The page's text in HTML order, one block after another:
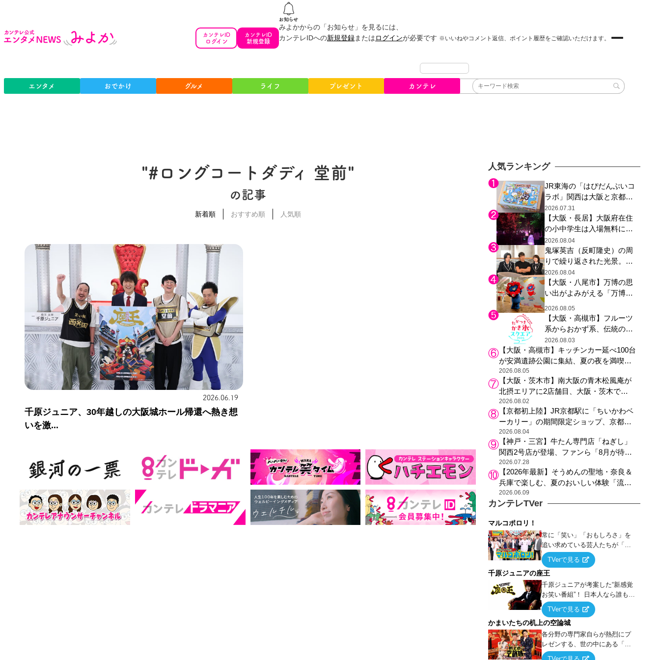
カンテレID
ログイン
カンテレID
新規登録
みよかからの「お知らせ」を見るには、
カンテレIDへの新規登録またはログインが必要です ※いいねやコメント返信、ポイント履歴をご確認いただけます。
エンタメ おでかけ グルメ ライフ プレゼント カンテレ
"#ロングコートダディ 堂前"
の記事
新着順 おすすめ順 人気順
2026.06.19
千原ジュニア、30年越しの大阪城ホール帰還へ熱き想
いを激...
人気ランキング
JR東海の「はぴだんぶいコ
ラボ」関西は大阪と京都の
み、日焼けしたポチャッコ
らサンリオキャラが描かれ
た駅弁やグッズが登場
2026.07.31
【大阪・長居】大阪府在住
の小中学生は入場無料に、
チームラボが「夏休みの自
由研究の課題に」と「ボタ
ニカルガーデン 大阪」へ招
待
2026.08.04
鬼塚英吉（反町隆史）の周
りで繰り返された光景。ド
ラマ『GTO』第３話で光っ
た演出の巧みさ
2026.08.04
【大阪・八尾市】万博の思
い出がよみがえる「万博レ
クミャク登場、大屋根リン
グ木材展示も
2026.08.05
【大阪・高槻市】フルーツ
系からおかず系、伝統の天
然氷まで人気店が集結、高
槻阪急スクエアで「かき
氷」祭り
2026.08.03
【大阪・高槻市】キッチンカー延べ100台
が安満遺跡公園に集結、夏の夜を満喫す
る4日間のグルメイベント
2026.08.05
【大阪・茨木市】南大阪の青木松風庵が
北摂エリアに2店舗目、大阪・茨木で
も“焼きたて”の月化粧が食べられる
2026.08.02
【京都初上陸】JR京都駅に「ちいかわベ
ーカリー」の期間限定ショップ、京都の
銘菓“おたべ”との限定コラボも
2026.08.04
【神戸・三宮】牛たん専門店「ねぎし」
関西2号店が登場、ファンら「8月が待ち
遠しい」と早くから注目
2026.07.28
【2026年最新】そうめんの聖地・奈良＆
兵庫で楽しむ、夏のおいしい体験「流し
そうめん体験」おすすめ3選
2026.06.09
カンテレTVer
マルコポロリ！
常に「笑い」「おもしろさ」を
追い求めている芸人たちが「芸
能界」という大海原に漕ぎ出で
て、新たなオモシロ人間を発掘
する！
TVerで見る
千原ジュニアの座王
千原ジュニアが考案した“新感覚
お笑い番組”！ 日本人なら誰もが
馴染みのある『イス取りゲー
ム』をベースに、大喜利・ギャ
グ・モノボケ・歌…など様々な
お題で芸人がショートネタを競
い合う！
TVerで見る
かまいたちの机上の空論城
各分野の専門家自らが熱烈にプ
レゼンする、世の中にある「試
したことはないが、やってみた